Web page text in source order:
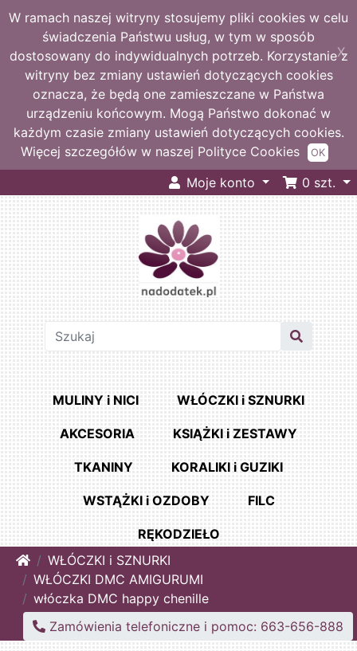
W ramach naszej witryny stosujemy pliki cookies w celu
świadczenia Państwu usług, w tym w sposób
dostosowany do indywidualnych potrzeb. Korzystanie z
witryny bez zmiany ustawień dotyczących cookies
oznacza, że będą one zamieszczane w Państwa
urządzeniu końcowym. Mogą Państwo dokonać w
każdym czasie zmiany ustawień dotyczących cookies.
Więcej szczegółów w naszej Polityce Cookies
X
OK
Moje konto 0 szt.
MULINY i NICI WŁÓCZKI i SZNURKI
AKCESORIA KSIĄŻKI i ZESTAWY
TKANINY KORALIKI i GUZIKI
WSTĄŻKI i OZDOBY FILC
RĘKODZIEŁO
HomeWŁÓCZKI i SZNURKI
WŁÓCZKI DMC AMIGURUMI
włóczka DMC happy chenille
Zamówienia telefoniczne i pomoc: 663-656-888